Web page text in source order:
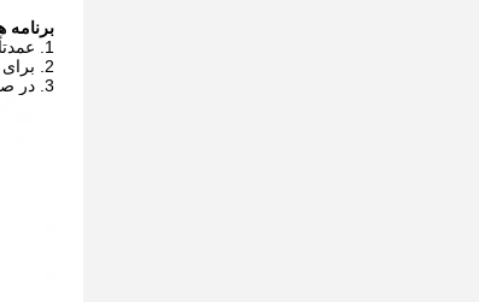
برنامه
در